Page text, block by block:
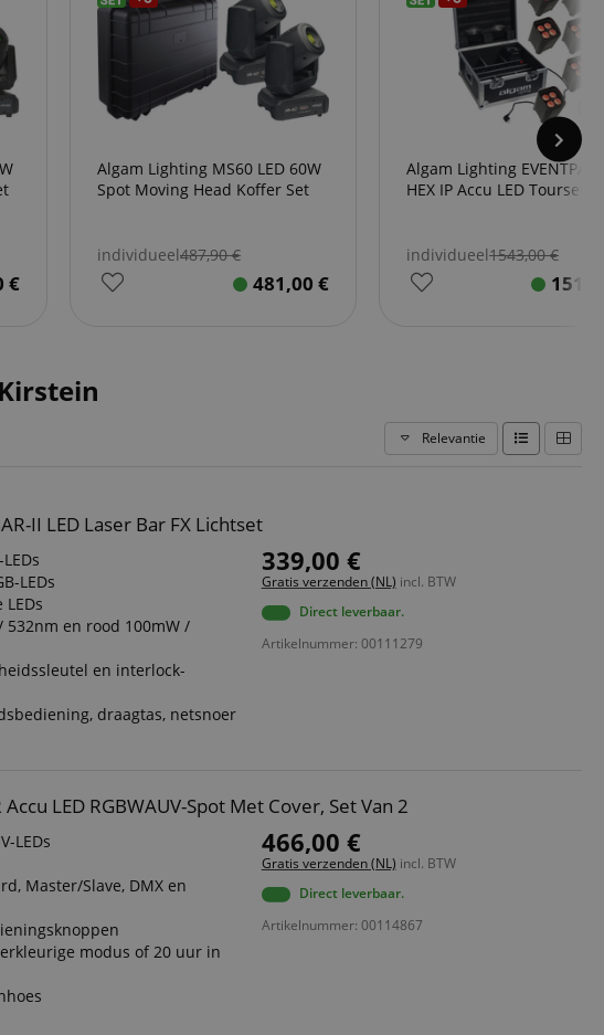
€
Algam Lighting MS60 LED 60W
Spot Moving Head Koffer Set
individueel487,90€
481,00 €
Algam Lighting
HEX IP Accu LED Tourset
individueel1543,00€
Relevantie
II LED Laser Bar FX Lichtset
LEDs
532nm en rood 100mW /
en interlock-
draagtas, netsnoer
339,00 €
Gratis verzenden (NL) incl. BTW
Direct leverbaar.
Artikelnummer: 00111279
LED RGBWAUV-Spot Met Cover, Set Van 2
LEDs
Master/Slave, DMX en
modus of 20 uur in
466,00 €
Gratis verzenden (NL) incl. BTW
Direct leverbaar.
Artikelnummer: 00114867